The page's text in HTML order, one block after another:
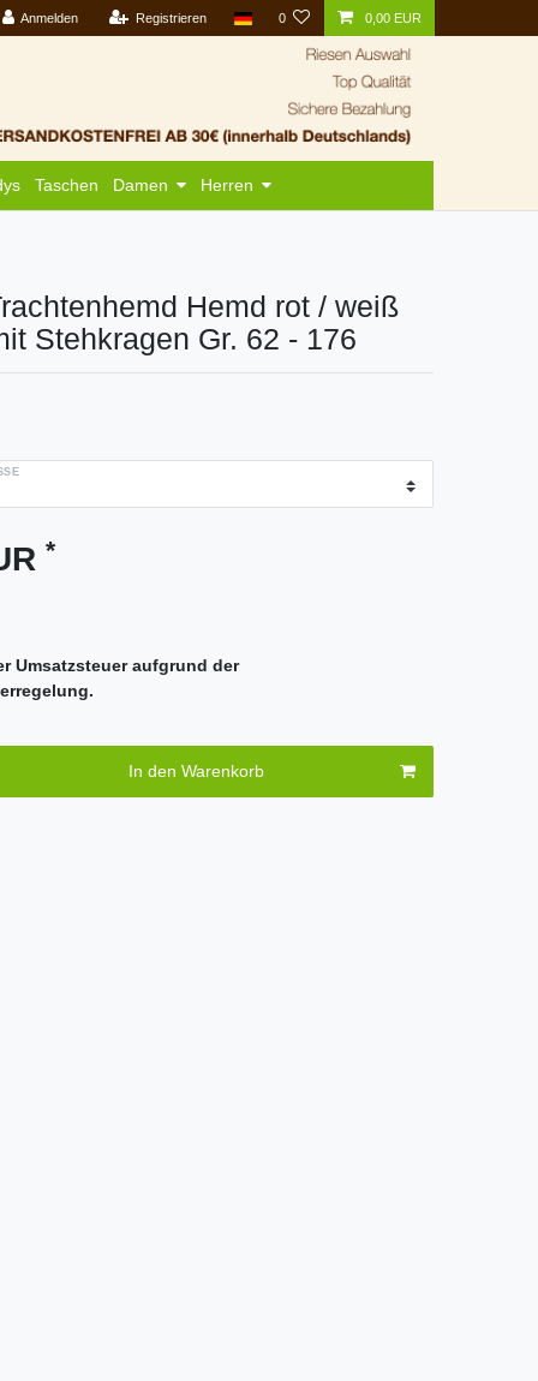
Anmelden Registrieren 0 0,00 EUR
Taschen Damen Herren
Hemd rot / weiß
Stehkragen Gr. 62 - 176
*
Umsatzsteuer aufgrund der
In den Warenkorb